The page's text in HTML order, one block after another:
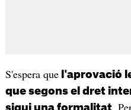
S'espera quel'aprovació
que segons el dret
sigui una formalitat.